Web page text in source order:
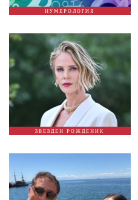
НУМЕРОЛОГИЯ
ЗВЕЗДЕН РОЖДЕНИК